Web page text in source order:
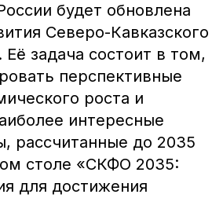
будет обновлена
Северо-Кавказского
задача состоит в том,
перспективные
роста и
интересные
рассчитанные до 2035
столе «СКФО 2035:
для достижения